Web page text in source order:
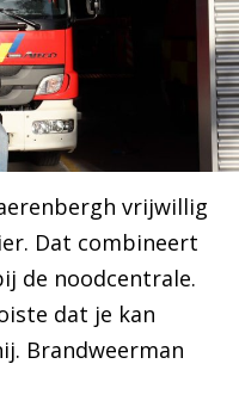
vrijwillig
Dat combineert
de noodcentrale.
dat je kan
Brandweerman